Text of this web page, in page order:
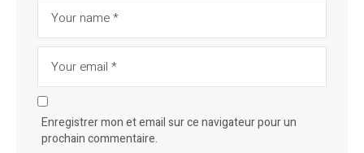
Enregistrer mon et email sur ce navigateur pour un
prochain commentaire.